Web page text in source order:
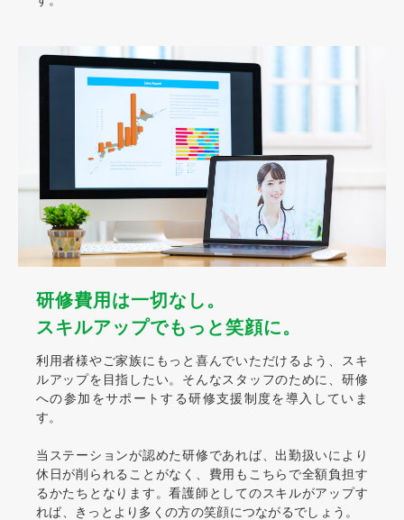
研修費用は一切なし。
スキルアップでもっと笑顔に。
利用者様やご家族にもっと喜んでいただけるよう、スキ
ルアップを目指したい。そんなスタッフのために、研修
への参加をサポートする研修支援制度を導入していま
す。
当ステーションが認めた研修であれば、出勤扱いにより
休日が削られることがなく、費用もこちらで全額負担す
るかたちとなります。看護師としてのスキルがアップす
れば、きっとより多くの方の笑顔につながるでしょう。